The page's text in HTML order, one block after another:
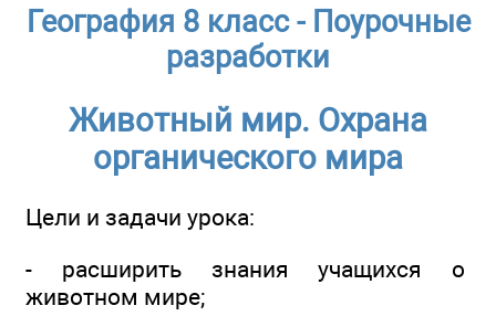
География 8 класс - Поурочные
разработки
Животный мир. Охрана
органического мира
Цели и задачи урока:
- расширить знания учащихся о
животном мире;